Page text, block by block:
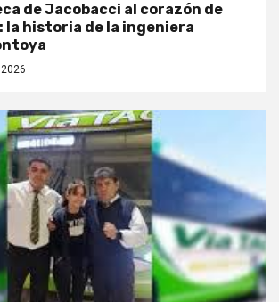
de Jacobacci al corazón de
la historia de la ingeniera